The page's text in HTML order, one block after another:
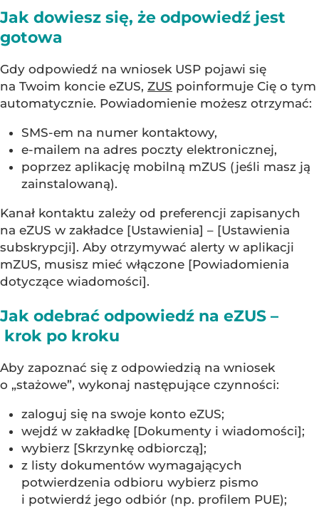
Jak dowiesz się, że odpowiedź jest
gotowa
Gdy odpowiedź na wniosek USP pojawi się
na Twoim koncie eZUS, ZUS poinformuje Cię o tym
automatycznie. Powiadomienie możesz otrzymać:
SMS-em na numer kontaktowy,
e-mailem na adres poczty elektronicznej,
poprzez aplikację mobilną mZUS (jeśli masz ją
zainstalowaną).
Kanał kontaktu zależy od preferencji zapisanych
na eZUS w zakładce [Ustawienia] – [Ustawienia
subskrypcji]. Aby otrzymywać alerty w aplikacji
mZUS, musisz mieć włączone [Powiadomienia
dotyczące wiadomości].
Jak odebrać odpowiedź na eZUS –
krok po kroku
Aby zapoznać się z odpowiedzią na wniosek
o „stażowe”, wykonaj następujące czynności:
zaloguj się na swoje konto eZUS;
wejdź w zakładkę [Dokumenty i wiadomości];
wybierz [Skrzynkę odbiorczą];
z listy dokumentów wymagających
potwierdzenia odbioru wybierz pismo
i potwierdź jego odbiór (np. profilem PUE);